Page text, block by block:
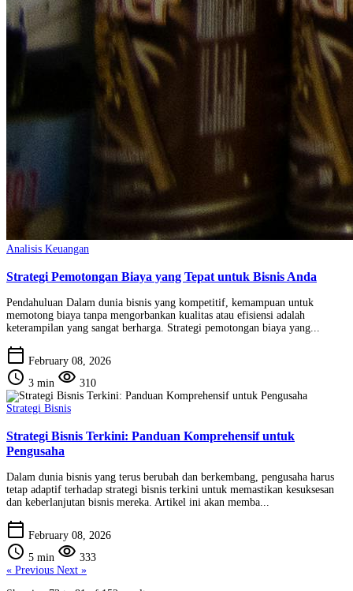
Analisis Keuangan
Strategi Pemotongan Biaya yang Tepat untuk Bisnis Anda
Pendahuluan Dalam dunia bisnis yang kompetitif, kemampuan untuk
memotong biaya tanpa mengorbankan kualitas atau efisiensi adalah
keterampilan yang sangat berharga. Strategi pemotongan biaya yang...
calendar_today February 08, 2026
schedule 3 min visibility 310
Strategi Bisnis
Strategi Bisnis Terkini: Panduan Komprehensif untuk
Pengusaha
Dalam dunia bisnis yang terus berubah dan berkembang, pengusaha harus
tetap adaptif terhadap strategi bisnis terkini untuk memastikan kesuksesan
dan keberlanjutan bisnis mereka. Artikel ini akan memba...
calendar_today February 08, 2026
schedule 5 min visibility 333
« Previous Next »